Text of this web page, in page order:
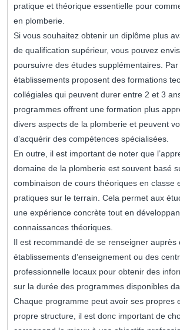
pratique et théorique essentielle pour
en plomberie.
Si vous souhaitez obtenir un diplôme plus
de qualification supérieur, vous pouvez
poursuivre des études supplémentaires.
établissements proposent des formations
collégiales qui peuvent durer entre 2 et 3
programmes offrent une formation plus
divers aspects de la plomberie et peuvent
d’acquérir des compétences spécialisées.
En outre, il est important de noter que
domaine de la plomberie est souvent basé
combinaison de cours théoriques en classe
pratiques sur le terrain. Cela permet aux
une expérience concrète tout en
connaissances théoriques.
Il est recommandé de se renseigner auprès
établissements d’enseignement ou des
professionnelle locaux pour obtenir des
sur la durée des programmes disponibles
Chaque programme peut avoir ses propres
propre structure, il est donc important de